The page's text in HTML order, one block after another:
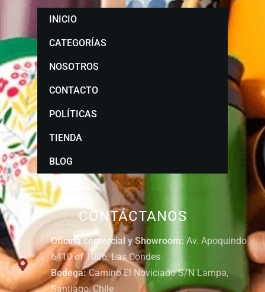
CONTÁCTANOS
Oficina comercial y Showroom: Av. Apoquindo
6410 of 1006, Las Condes
Bodega:Camino El Noviciado S/N Lampa,
Santiago, Chile
INICIO
CATEGORÍAS
NOSOTROS
CONTACTO
POLÍTICAS
TIENDA
BLOG